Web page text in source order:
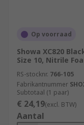
Op voorraad
Showa XC820
Size 10, Nitrile
RS-stocknr. 766-105
Fabrikantnummer
Subtotaal (1 paar)
€ 24,19(excl. BTW)
Aantal